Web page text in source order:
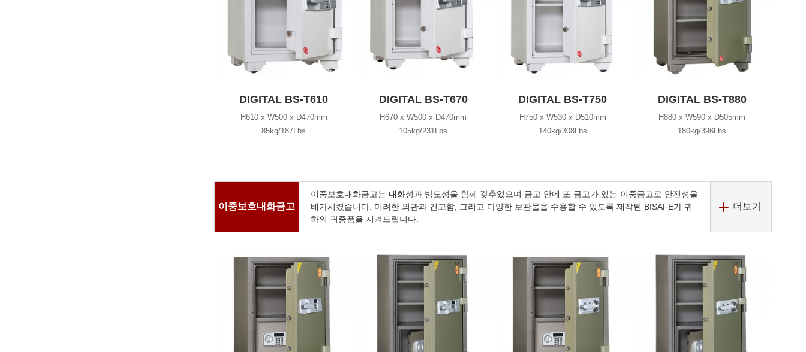
DIGITAL BS-T610
H610 x W500 x D470mm
85kg/187Lbs
DIGITAL BS-T670
H670 x W500 x D470mm
105kg/231Lbs
DIGITAL BS-T750
H750 x W530 x D510mm
140kg/308Lbs
DIGITAL BS-T880
H880 x W590 x D505mm
180kg/396Lbs
이중보호내화금고
이중보호내화금고는 내화성과 방도성을 함께 갖추었으며 금고 안에 또 금고가 있는 이중금고로 안전성을
배가시켰습니다. 미려한 외관과 견고함, 그리고 다양한 보관물을 수용할 수 있도록 제작된 BISAFE가 귀
하의 귀중품을 지켜드립니다.
더보기